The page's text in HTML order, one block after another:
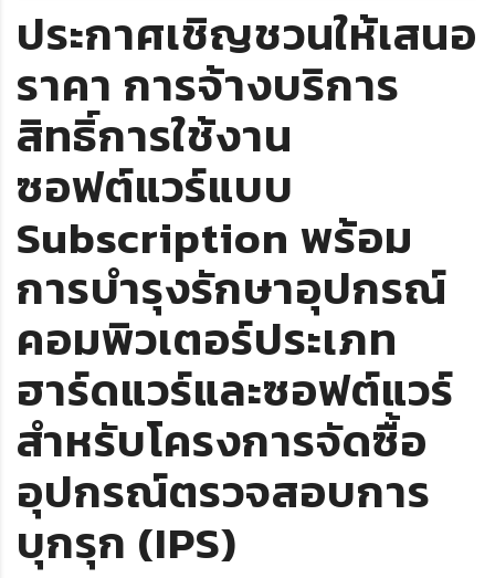
ประกาศเชิญชวนให้เสนอ
ราคา การจ้างบริการ
สิทธิ์การใช้งาน
ซอฟต์แวร์แบบ
Subscription พร้อม
การบำรุงรักษาอุปกรณ์
คอมพิวเตอร์ประเภท
ฮาร์ดแวร์และซอฟต์แวร์
สำหรับโครงการจัดซื้อ
อุปกรณ์ตรวจสอบการ
บุกรุก (IPS)